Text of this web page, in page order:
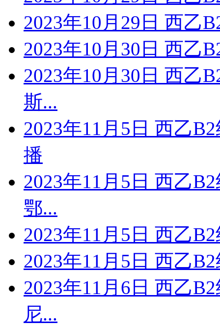
2023年10月29日 西乙
2023年10月30日 西乙
2023年10月30日 西乙
斯...
2023年11月5日 西乙
播
2023年11月5日 西乙
鄂...
2023年11月5日 西乙
2023年11月5日 西乙
2023年11月6日 西乙
尼...